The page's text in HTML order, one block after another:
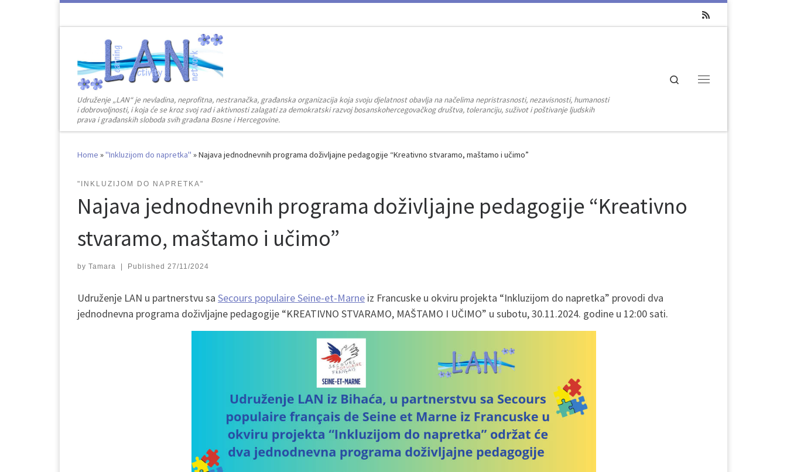
Udruženje „LAN“ je nevladina, neprofitna, nestranačka, građanska organizacija koja svoju djelatnost obavlja na načelima nepristrasnosti, nezavisnosti, humanosti
i dobrovoljnosti, i koja će se kroz svoj rad i aktivnosti zalagati za demokratski razvoj bosanskohercegovačkog društva, toleranciju, suživot i poštivanje ljudskih
prava i građanskih sloboda svih građana Bosne i Hercegovine.
Search
Home »"Inkluzijom do napretka" »Najava jednodnevnih programa doživljajne pedagogije “Kreativno stvaramo, maštamo i učimo”
"INKLUZIJOM DO NAPRETKA"
Najava jednodnevnih programa doživljajne pedagogije “Kreativno
stvaramo, maštamo i učimo”
by Tamara Published 27/11/2024
Udruženje LAN u partnerstvu sa Secours populaire Seine-et-Marne iz Francuske u okviru projekta “Inkluzijom do napretka” provodi dva
jednodnevna programa doživljajne pedagogije “KREATIVNO STVARAMO, MAŠTAMO I UČIMO” u subotu, 30.11.2024. godine u 12:00 sati.